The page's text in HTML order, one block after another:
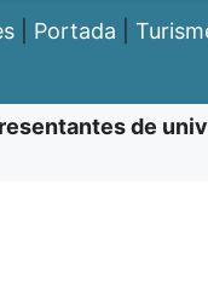
Portada |
de